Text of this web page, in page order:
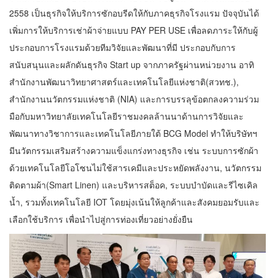
2558 เป็นธุรกิจให้บริการซักอบรีดให้กับภาคธุรกิจโรงแรม ปัจจุบันได้
เพิ่มการให้บริการเช่าผ้าจ่ายแบบ PAY PER USE เพื่อลดภาระให้กับผู้
ประกอบการโรงแรมด้วยทีมวิจัยและพัฒนาที่มี ประกอบกับการ
สนับสนุนและผลักดันธุรกิจ Start up จากภาครัฐผ่านหน่วยงาน อาทิ
สำนักงานพัฒนาวิทยาศาสตร์และเทคโนโลยีแห่งชาติ(สวทช.),
สำนักงานนวัตกรรมแห่งชาติ (NIA) และการบรรลุข้อตกลงความร่วม
มือกับมหาวิทยาลัยเทคโนโลยีราชมงคลล้านนาด้านการวิจัยและ
พัฒนาทางวิชาการและเทคโนโลยีภายใต้ BCG Model ทำให้บริษัทฯ
มีนวัตกรรมเสริมสร้างความแข็งแกร่งทางธุรกิจ เช่น ระบบการซักผ้า
ด้วยเทคโนโลยีโอโซนไม่ใช้สารเคมีและประหยัดพลังงาน, นวัตกรรม
ติดตามผ้า(Smart Linen) และบริหารสต็อค, ระบบบำบัดและรีไซเคิล
น้ำ, รวมทั้งเทคโนโลยี IOT โดยมุ่งเน้นให้ลูกค้าและสังคมยอมรับและ
เลือกใช้บริการ เพื่อนำไปสู่การท่องเที่ยวอย่างยั่งยืน